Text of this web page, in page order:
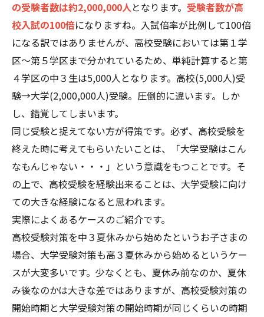
の受験者数は約2,000,000人となります。 受験者数が高
校入試の100倍になりますね。入試倍率が比例して100倍
になる訳ではありませんが、高校受験においては第１学
区～第５学区まで分かれているため、単純計算すると第
４学区の中３生は5,000人となります。高校(5,000人)受
験→大学(2,000,000人)受験。圧倒的に違います。しか
し、錯覚してしまいます。
同じ受験と捉えてない方が得策です。必ず、高校受験を
終えた時に考えてもらいたいことは、「大学受験はこん
なもんじゃない・・・」という意識をもつことです。そ
の上で、高校受験を経験出来ることは、大学受験に向け
ての大きな経験になると思われます。
実際によくあるケースのご紹介です。
高校受験対策を中３夏休みから始めたというお子さまの
場合、大学受験対策も高３夏休みから始めるというケー
スが大変多いです。少なくとも、夏休み前なのか、夏休
み後なのかは大きな差ではありますが、高校受験対策の
開始時期と大学受験対策の開始時期が同じくらいの時期